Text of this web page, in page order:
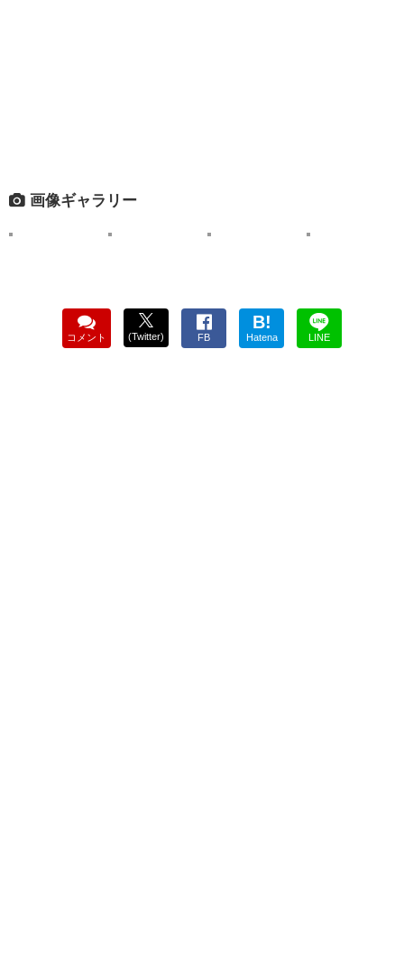
画像ギャラリー
コメント (Twitter) FB
B!
Hatena LINE